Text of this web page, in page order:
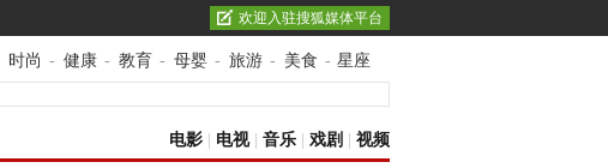
欢迎入驻搜狐媒体平台
时尚 - 健康 - 教育 - 母婴 - 旅游 - 美食 - 星座
电影 电视| 音乐 戏剧 视频